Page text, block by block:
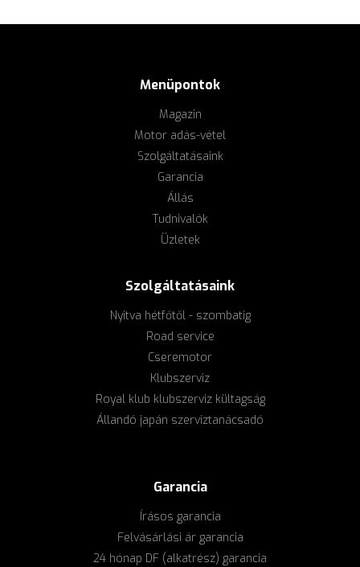
Menüpontok
Magazin
Motor adás-vétel
Szolgáltatásaink
Garancia
Állás
Tudnivalók
Üzletek
Szolgáltatásaink
Nyitva hétfőtől - szombatig
Road service
Cseremotor
Klubszerviz
Royal klub klubszerviz kültagság
Állandó japán szerviztanácsadó
Garancia
Írásos garancia
Felvásárlási ár garancia
24 hónap DF (alkatrész) garancia